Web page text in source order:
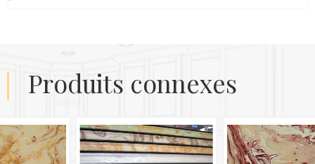
produits connexes